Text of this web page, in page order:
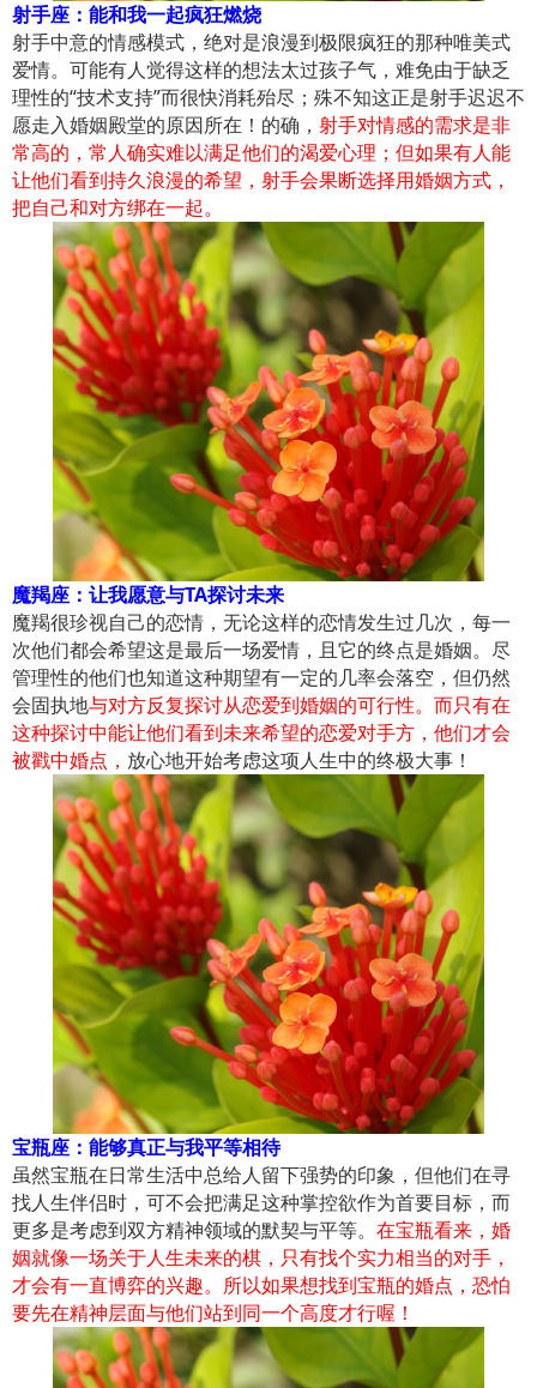
射手座：能和我一起疯狂燃烧
射手中意的情感模式，绝对是浪漫到极限疯狂的那种唯美式
爱情。可能有人觉得这样的想法太过孩子气，难免由于缺乏
理性的“技术支持”而很快消耗殆尽；殊不知这正是射手迟迟不
愿走入婚姻殿堂的原因所在！的确， 射手对情感的需求是非
常高的，常人确实难以满足他们的渴爱心理；但如果有人能
让他们看到持久浪漫的希望，射手会果断选择用婚姻方式，
把自己和对方绑在一起。
魔羯座：让我愿意与TA探讨未来
魔羯很珍视自己的恋情，无论这样的恋情发生过几次，每一
次他们都会希望这是最后一场爱情，且它的终点是婚姻。尽
管理性的他们也知道这种期望有一定的几率会落空，但仍然
会固执地与对方反复探讨从恋爱到婚姻的可行性。而只有在
这种探讨中能让他们看到未来希望的恋爱对手方，他们才会
被戳中婚点， 放心地开始考虑这项人生中的终极大事！
宝瓶座：能够真正与我平等相待
虽然宝瓶在日常生活中总给人留下强势的印象，但他们在寻
找人生伴侣时，可不会把满足这种掌控欲作为首要目标，而
更多是考虑到双方精神领域的默契与平等。 在宝瓶看来，婚
姻就像一场关于人生未来的棋，只有找个实力相当的对手，
才会有一直博弈的兴趣。所以如果想找到宝瓶的婚点，恐怕
要先在精神层面与他们站到同一个高度才行喔！